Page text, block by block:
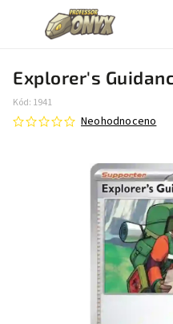
Explorer's
Kód: 1941
Neohodnoceno